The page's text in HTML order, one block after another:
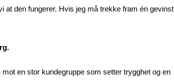
at den fungerer. Hvis jeg må trekke fram én gevinst
en stor kundegruppe som setter trygghet og en